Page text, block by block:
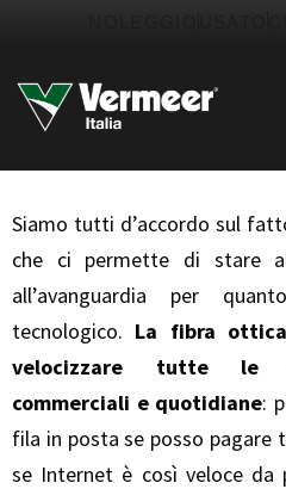
contenuto
Siamo tutti d’accordo sul
che ci permette di stare
all’avanguardia per
tecnologico. La fibra
velocizzare tutte le
commerciali e quotidiane:
fila in posta se posso
se Internet è così veloce